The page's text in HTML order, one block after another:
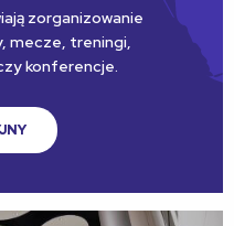
zorganizowanie
mecze, treningi,
konferencje.